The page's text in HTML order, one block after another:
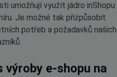
umožňují využít jádro inShopu
Je možné tak přizpůsobit
potřeb a požadavků našich
výroby e-shopu na